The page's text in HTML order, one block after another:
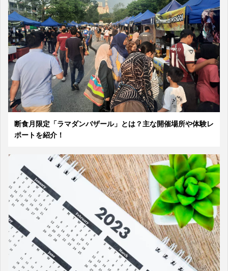
断食月限定「ラマダンバザール」とは？主な開催場所や体験レ
ポートを紹介！